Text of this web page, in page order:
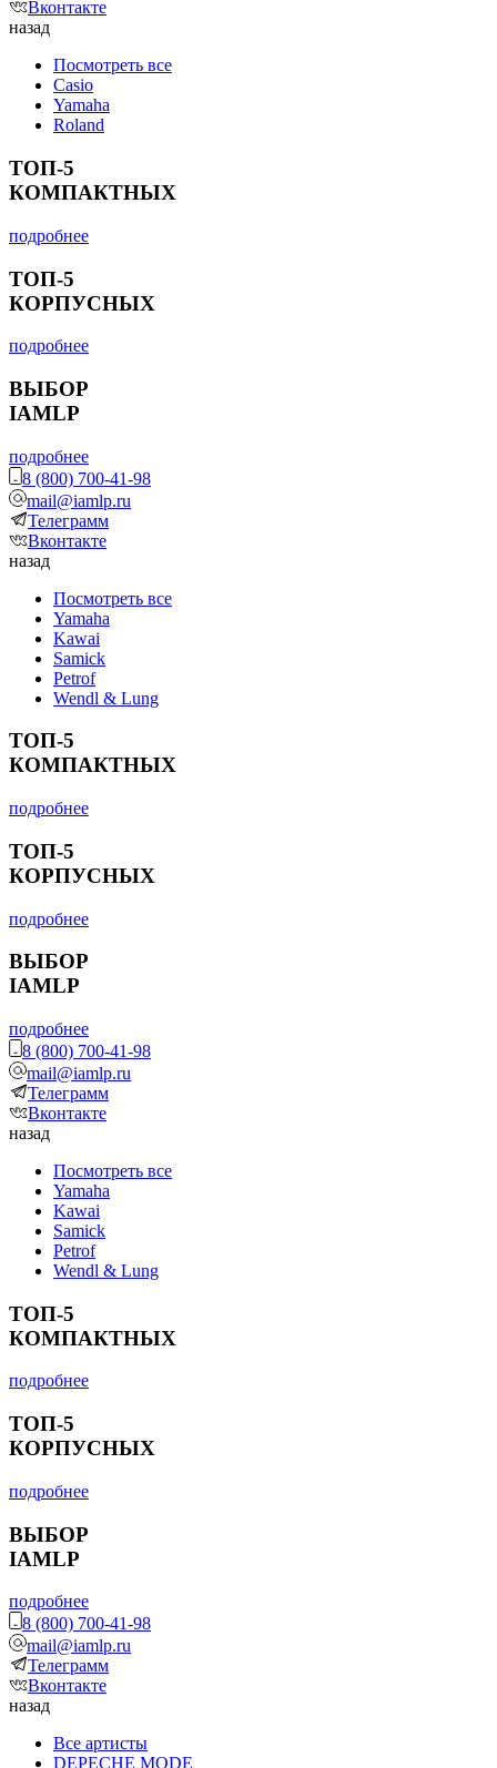
Вконтакте
назад
Посмотреть все
Casio
Yamaha
Roland
ТОП-5
КОМПАКТНЫХ
подробнее
ТОП-5
КОРПУСНЫХ
подробнее
ВЫБОР
IAMLP
подробнее
8 (800) 700-41-98
mail@iamlp.ru
Телеграмм
Вконтакте
назад
Посмотреть все
Yamaha
Kawai
Samick
Petrof
Wendl & Lung
ТОП-5
КОМПАКТНЫХ
подробнее
ТОП-5
КОРПУСНЫХ
подробнее
ВЫБОР
IAMLP
подробнее
8 (800) 700-41-98
mail@iamlp.ru
Телеграмм
Вконтакте
назад
Посмотреть все
Yamaha
Kawai
Samick
Petrof
Wendl & Lung
ТОП-5
КОМПАКТНЫХ
подробнее
ТОП-5
КОРПУСНЫХ
подробнее
ВЫБОР
IAMLP
подробнее
8 (800) 700-41-98
mail@iamlp.ru
Телеграмм
Вконтакте
назад
Все артисты
DEPECHE MODE